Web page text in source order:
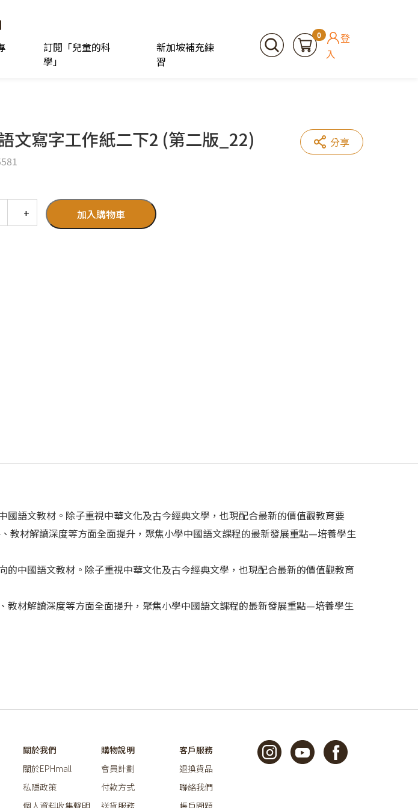
訂閱「兒童的科
學」
新加坡補充練
習
0
登
入
文寫字工作紙二下2 (第二版_22)
加入購物車
分享
語文教材。除子重視中華文化及古今經典文學，也現配合最新的價值觀教育要
教材解讀深度等方面全面提升，聚焦小學中國語文課程的最新發展重點—培養學生
中國語文教材。除子重視中華文化及古今經典文學，也現配合最新的價值觀教育
材解讀深度等方面全面提升，聚焦小學中國語文課程的最新發展重點—培養學生
關於我們
關於EPHmall
私隱政策
個人資料收集聲明
購物說明
會員計劃
付款方式
送貨服務
客戶服務
退換貨品
聯絡我們
帳戶問題